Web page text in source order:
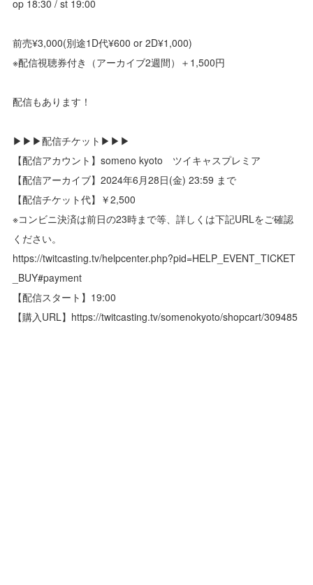
op 18:30 / st 19:00
前売¥3,000(別途1D代¥600 or 2D¥1,000)
※配信視聴券付き（アーカイブ2週間）＋1,500円
配信もあります！
▶▶▶配信チケット▶▶▶
【配信アカウント】someno kyoto ツイキャスプレミア
【配信アーカイブ】2024年6月28日(金) 23:59 まで
【配信チケット代】￥2,500
※コンビニ決済は前日の23時まで等、詳しくは下記URLをご確認
ください。
https://twitcasting.tv/helpcenter.php?pid=HELP_EVENT_TICKET
_BUY#payment
【配信スタート】19:00
【購入URL】https://twitcasting.tv/somenokyoto/shopcart/309485